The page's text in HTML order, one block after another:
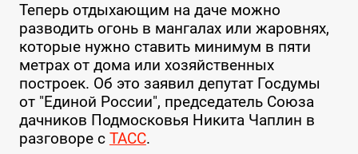
Теперь отдыхающим на даче можно
разводить огонь в мангалах или жаровнях,
которые нужно ставить минимум в пяти
метрах от дома или хозяйственных
построек. Об это заявил депутат Госдумы
от "Единой России", председатель Союза
дачников Подмосковья Никита Чаплин в
разговоре с ТАСС.